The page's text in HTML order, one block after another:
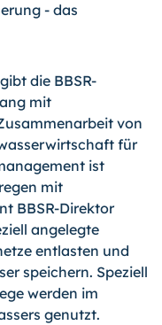
- das
die BBSR-
mit
von
für
ist
mit
BBSR-Direktor
angelegte
entlas­ten und
speichern. Speziell
werden im
genutzt.